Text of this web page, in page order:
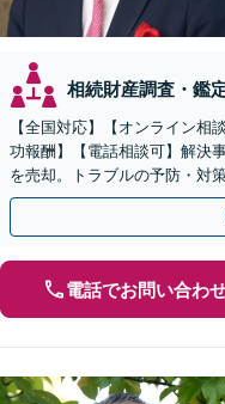
相続財産調査・鑑
【全国対応】【オンライン相
功報酬】【電話相談可】解決
を売却。トラブルの予防・対
い！法律と税務を一体的に対
電話でお問い合わ